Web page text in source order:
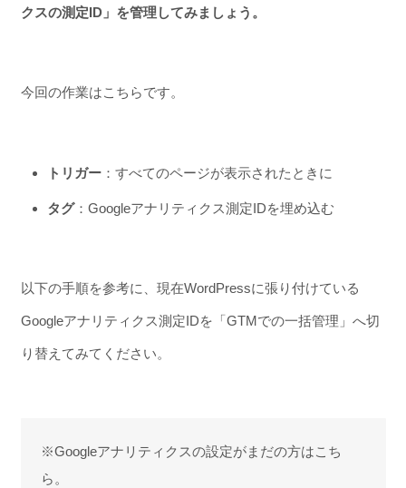
クスの測定ID」を管理してみましょう。
今回の作業はこちらです。
トリガー：すべてのページが表示されたときに
タグ：Googleアナリティクス測定IDを埋め込む
以下の手順を参考に、現在WordPressに張り付けている
Googleアナリティクス測定IDを「GTMでの一括管理」へ切
り替えてみてください。
※Googleアナリティクスの設定がまだの方はこち
ら。